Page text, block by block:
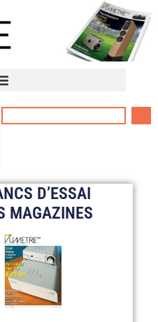
D’ESSAI
MAGAZINES